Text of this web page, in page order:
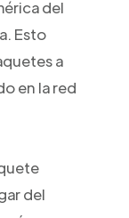
del
Esto
a
en la red
del